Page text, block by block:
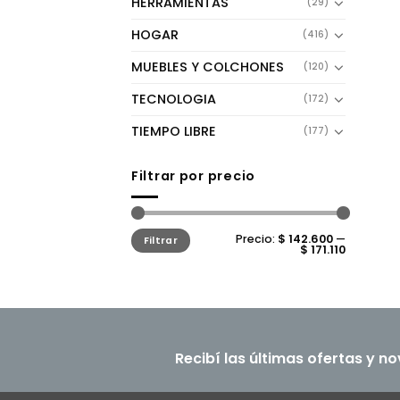
HOGAR (416)
MUEBLES Y COLCHONES (120)
TECNOLOGIA (172)
TIEMPO LIBRE (177)
Filtrar por precio
Precio
mínimo
Precio
máximo
Filtrar Precio: $ 142.600 —
$ 171.110
Recibí las últimas ofertas y